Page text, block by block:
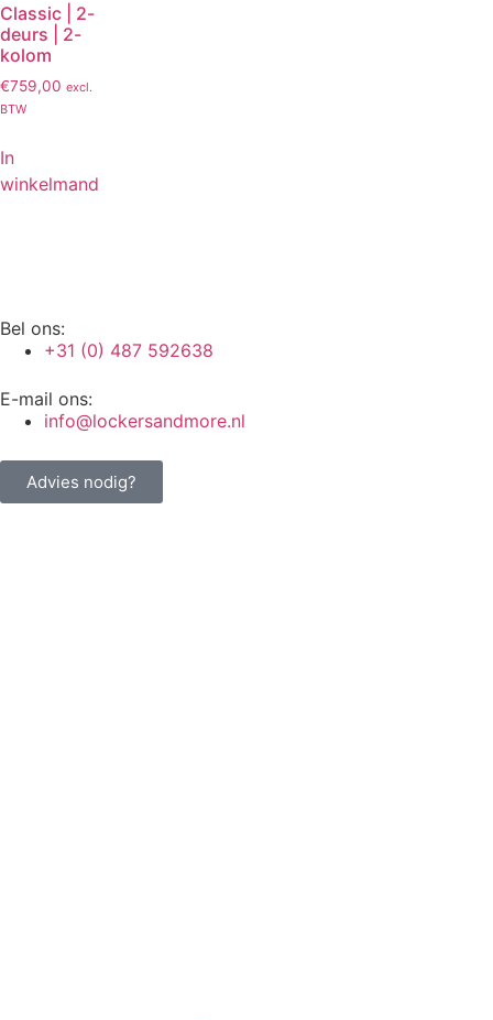
Classic | 2-
deurs | 2-
kolom
€759,00 excl.
BTW
In
winkelmand
Bel ons:
+31 (0) 487 592638
E-mail ons:
info@lockersandmore.nl
Advies nodig?